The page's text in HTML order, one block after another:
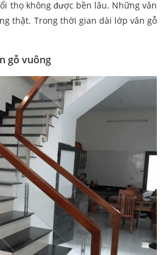
thọ không được bền lâu. Những vân
thật. Trong thời gian dài lớp vân gỗ
gỗ vuông